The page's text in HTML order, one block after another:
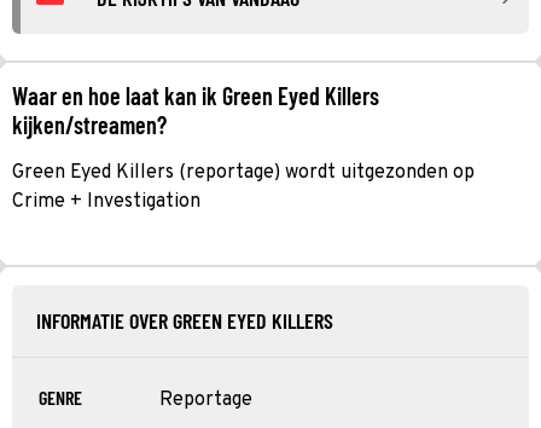
Waar en hoe laat kan ik Green Eyed Killers
kijken/streamen?
Green Eyed Killers (reportage) wordt uitgezonden op
Crime + Investigation
INFORMATIE OVER GREEN EYED KILLERS
GENRE Reportage